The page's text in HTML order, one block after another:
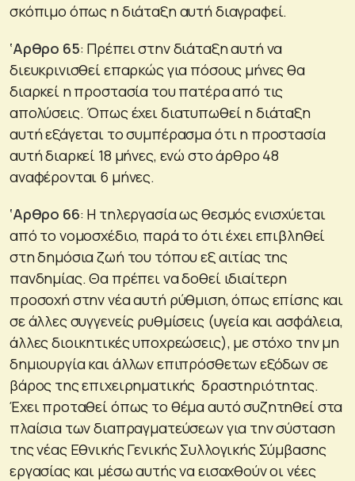
σκόπιμο όπως η διάταξη αυτή διαγραφεί.
‘Αρθρο 65: Πρέπει στην διάταξη αυτή να
διευκρινισθεί επαρκώς για πόσους μήνες θα
διαρκεί η προστασία του πατέρα από τις
απολύσεις. Όπως έχει διατυπωθεί η διάταξη
αυτή εξάγεται το συμπέρασμα ότι η προστασία
αυτή διαρκεί 18 μήνες, ενώ στο άρθρο 48
αναφέρονται 6 μήνες.
‘Αρθρο 66: Η τηλεργασία ως θεσμός ενισχύεται
από το νομοσχέδιο, παρά το ότι έχει επιβληθεί
στη δημόσια ζωή του τόπου εξ αιτίας της
πανδημίας. Θα πρέπει να δοθεί ιδιαίτερη
προσοχή στην νέα αυτή ρύθμιση, όπως επίσης και
σε άλλες συγγενείς ρυθμίσεις (υγεία και ασφάλεια,
άλλες διοικητικές υποχρεώσεις), με στόχο την μη
δημιουργία και άλλων επιπρόσθετων εξόδων σε
βάρος της επιχειρηματικής δραστηριότητας.
Έχει προταθεί όπως το θέμα αυτό συζητηθεί στα
πλαίσια των διαπραγματεύσεων για την σύσταση
της νέας Εθνικής Γενικής Συλλογικής Σύμβασης
εργασίας και μέσω αυτής να εισαχθούν οι νέες